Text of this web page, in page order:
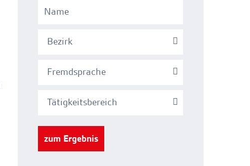
Bezirk
Fremdsprache
Tätigkeitsbereich
zum Ergebnis